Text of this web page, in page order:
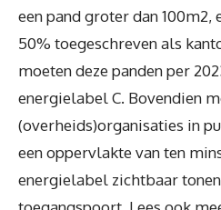
een pand groter dan 100m2,
50% toegeschreven als
moeten deze panden per
energielabel C. Bovendien
(overheids)organisaties in
een oppervlakte van ten
energielabel zichtbaar